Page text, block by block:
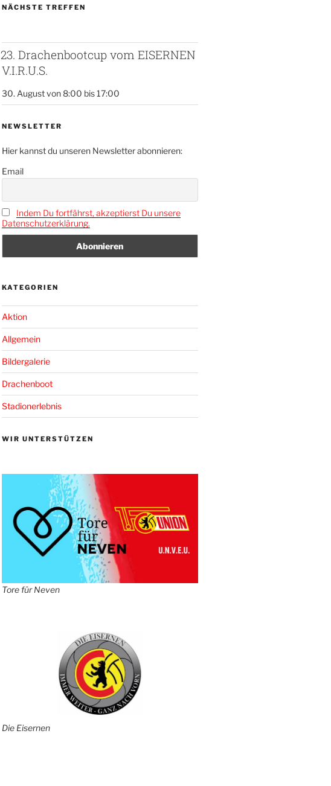
NÄCHSTE TREFFEN
23. Drachenbootcup vom EISERNEN
V.I.R.U.S.
30. August von 8:00 bis17:00
NEWSLETTER
Hier kannst du unseren Newsletter abonnieren:
Email
Indem Du fortfährst, akzeptierst Du unsere
Datenschutzerklärung.
KATEGORIEN
Aktion
Allgemein
Bildergalerie
Drachenboot
Stadionerlebnis
WIR UNTERSTÜTZEN
Tore für Neven
Die Eisernen